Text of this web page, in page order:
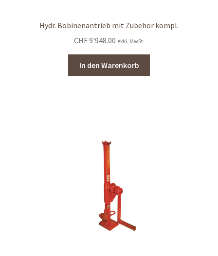
Hydr. Bobinenantrieb mit Zubehör kompl.
CHF9'948.00 exkl. MwSt.
In den Warenkorb